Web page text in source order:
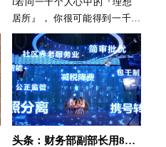
居所』， 你很可能得到一千个
不同的答案。 它可以是一种诗
意化的理想， ...
头条：财务部副部长用8分